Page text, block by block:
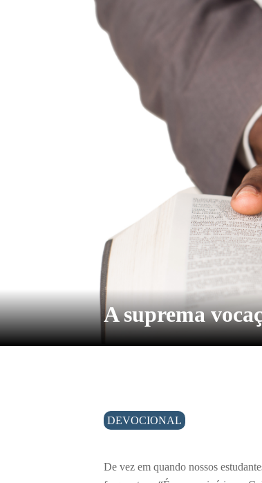
A suprema
DEVOCIONAL
De vez em quando nossos